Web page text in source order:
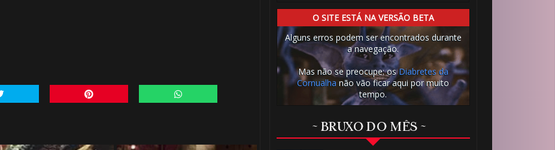
O SITE ESTÁ NA VERSÃO BETA
Alguns erros podem ser encontrados durante
a navegação.
Mas não se preocupe: osDiabretes da
Cornualha não vão ficar aqui por muito
tempo.
~ BRUXO DO MÊS ~